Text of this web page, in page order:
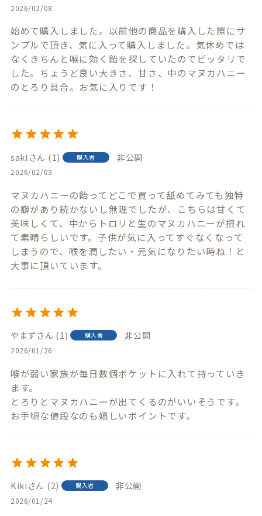
2026/02/08
始めて購入しました。以前他の商品を購入した際にサ
ンプルで頂き、気に入って購入しました。気休めでは
なくきちんと喉に効く飴を探していたのでピッタリで
した。ちょうど良い大きさ、甘さ、中のマヌカハニー
のとろり具合。お気に入りです！
sakl 1 購入者 非公開
2026/02/03
マヌカハニーの飴ってどこで買って舐めてみても独特
の癖があり続かないし無理でしたが、こちらは甘くて
美味しくて、中からトロリと生のマヌカハニーが摂れ
て素晴らしいです。子供が気に入ってすぐなくなって
しまうので、喉を潤したい・元気になりたい時ね！と
大事に頂いています。
やまず 1 購入者 非公開
2026/01/26
喉が弱い家族が毎日数個ポケットに入れて持っていき
ます。
とろりとマヌカハニーが出てくるのがいいそうです。
お手頃な値段なのも嬉しいポイントです。
Kiki 2 購入者 非公開
2026/01/24